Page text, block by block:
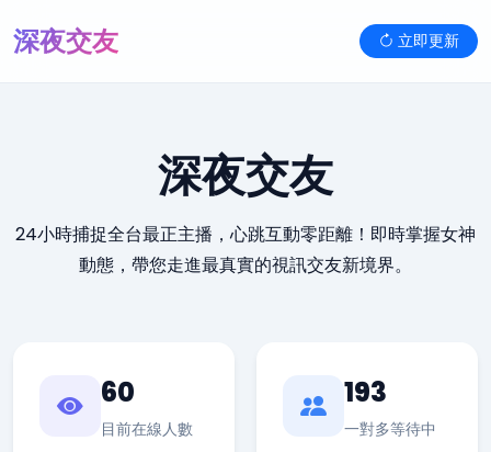
深夜交友 立即更新
深夜交友
24小時捕捉全台最正主播，心跳互動零距離！即時掌握女神
動態，帶您走進最真實的視訊交友新境界。
60
目前在線人數
193
一對多等待中